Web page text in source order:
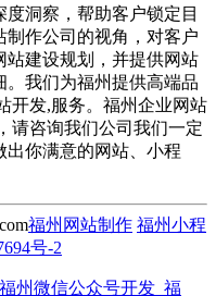
洞察，帮助客户锁定目
作公司的视角，对客户
站建设规划，并提供网站
我们为福州提供高端品
开发,服务。福州企业网站
请咨询我们公司我们一定
出你满意的网站、小程
福州网站制作 福州小程
号-2
州微信公众号开发_福